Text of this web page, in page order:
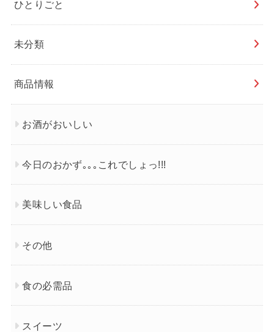
ひとりごと
未分類
商品情報
お酒がおいしい
今日のおかず｡｡｡これでしょっ!!!
美味しい食品
その他
食の必需品
スイーツ